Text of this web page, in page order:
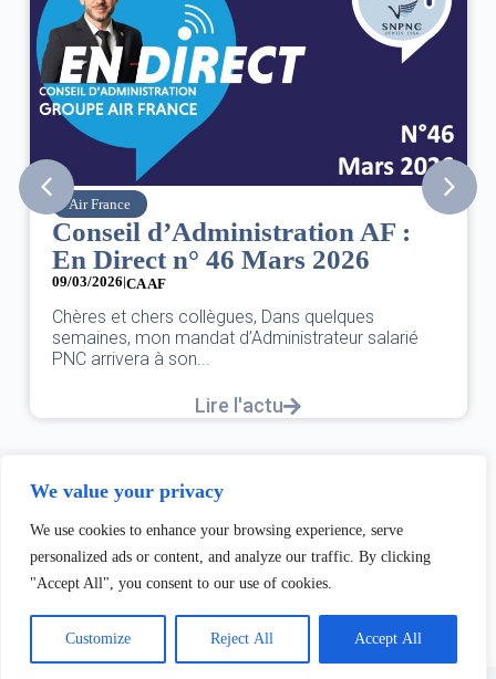
We value your privacy
We use cookies to enhance your browsing experience, serve
personalized ads or content, and analyze our traffic. By clicking
"Accept All", you consent to our use of cookies.
Customize Reject All Accept All
Air France
Conseil d’Administration AF :
En Direct n° 46 Mars 2026
09/03/2026|CA AF
Chères et chers collègues, Dans quelques
semaines, mon mandat d’Administrateur salarié
PNC arrivera à son...
Lire l'actu